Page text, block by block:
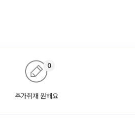
추가취재 원해요
0